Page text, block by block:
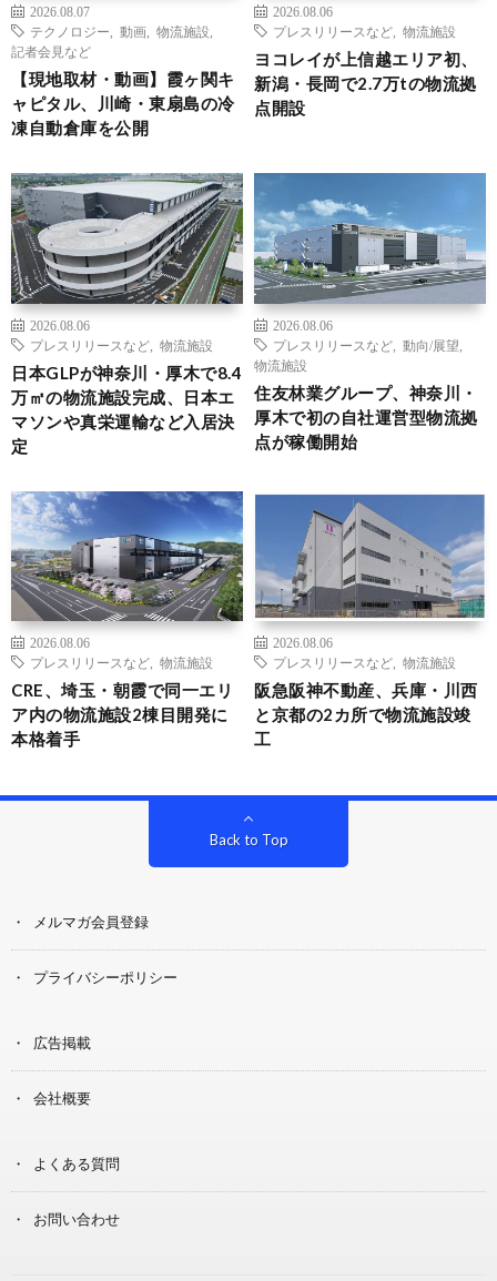
2026.08.07
テクノロジー
動画 物流施設
記者会見など
【現地取材・動画】霞ヶ関キ
ャピタル、川崎・東扇島の冷
凍自動倉庫を公開
2026.08.06
プレスリリースなど
物流施設
ヨコレイが上信越エリア初、
新潟・長岡で2.7万tの物流拠
点開設
2026.08.06
プレスリリースなど
物流施設
日本GLPが神奈川・厚木で8.4
万㎡の物流施設完成、日本エ
マソンや真栄運輸など入居決
定
2026.08.06
プレスリリースなど
動向/展望
物流施設
住友林業グループ、神奈川・
厚木で初の自社運営型物流拠
点が稼働開始
2026.08.06
プレスリリースなど
物流施設
CRE、埼玉・朝霞で同一エリ
ア内の物流施設2棟目開発に
本格着手
2026.08.06
プレスリリースなど
物流施設
阪急阪神不動産、兵庫・川西
と京都の2カ所で物流施設竣
工
Back to Top
メルマガ会員登録
プライバシーポリシー
広告掲載
会社概要
よくある質問
お問い合わせ